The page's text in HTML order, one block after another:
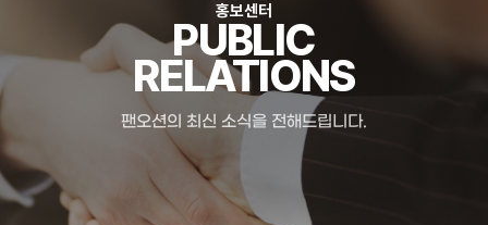
홍보센터
PUBLIC
RELATIONS
팬오션의 최신 소식을 전해드립니다.